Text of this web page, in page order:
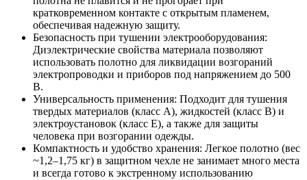
кратковременном контакте с открытым пламенем,
обеспечивая надежную защиту.
Безопасность при тушении электрооборудования:
Диэлектрические свойства материала позволяют
использовать полотно для ликвидации возгораний
электропроводки и приборов под напряжением до 500
В.
Универсальность применения: Подходит для тушения
твердых материалов (класс A), жидкостей (класс B) и
электроустановок (класс E), а также для защиты
человека при возгорании одежды.
Компактность и удобство хранения: Легкое полотно (вес
~1,2–1,75 кг) в защитном чехле не занимает много места
и всегда готово к экстренному использованию